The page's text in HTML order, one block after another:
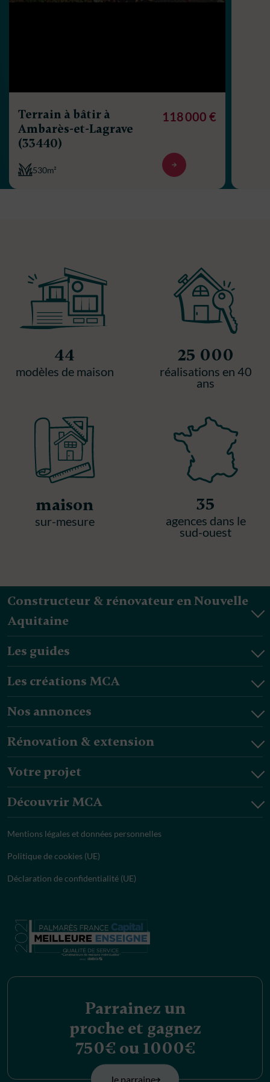
Terrain à bâtir à
Ambarès-et-Lagrave
(33440)
530m²
118 000 €
44
modèles de maison
25 000
réalisations en 40
ans
maison
sur-mesure
35
agences dans le
sud-ouest
Constructeur & rénovateur en Nouvelle
Aquitaine
Les guides
Les créations MCA
Nos annonces
Rénovation & extension
Votre projet
Découvrir MCA
Mentions légales et données personnelles
Politique de cookies (UE)
Déclaration de confidentialité (UE)
Parrainez un
proche et gagnez
750€ ou 1000€
Je parraine